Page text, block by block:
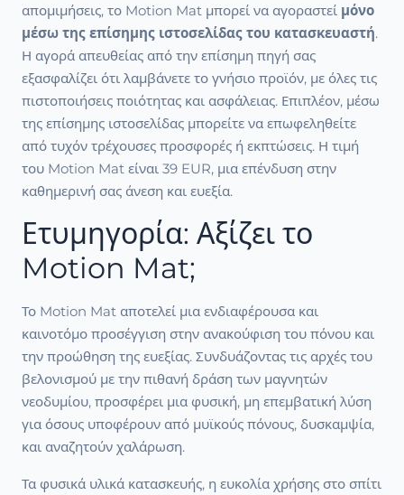
απομιμήσεις, το Motion Mat μπορεί να αγοραστεί μόνο
μέσω της επίσημης ιστοσελίδας του κατασκευαστή.
Η αγορά απευθείας από την επίσημη πηγή σας
εξασφαλίζει ότι λαμβάνετε το γνήσιο προϊόν, με όλες τις
πιστοποιήσεις ποιότητας και ασφάλειας. Επιπλέον, μέσω
της επίσημης ιστοσελίδας μπορείτε να επωφεληθείτε
από τυχόν τρέχουσες προσφορές ή εκπτώσεις. Η τιμή
του Motion Mat είναι 39 EUR, μια επένδυση στην
καθημερινή σας άνεση και ευεξία.
Ετυμηγορία: Αξίζει το
Motion Mat;
Το Motion Mat αποτελεί μια ενδιαφέρουσα και
καινοτόμο προσέγγιση στην ανακούφιση του πόνου και
την προώθηση της ευεξίας. Συνδυάζοντας τις αρχές του
βελονισμού με την πιθανή δράση των μαγνητών
νεοδυμίου, προσφέρει μια φυσική, μη επεμβατική λύση
για όσους υποφέρουν από μυϊκούς πόνους, δυσκαμψία,
και αναζητούν χαλάρωση.
Τα φυσικά υλικά κατασκευής, η ευκολία χρήσης στο σπίτι